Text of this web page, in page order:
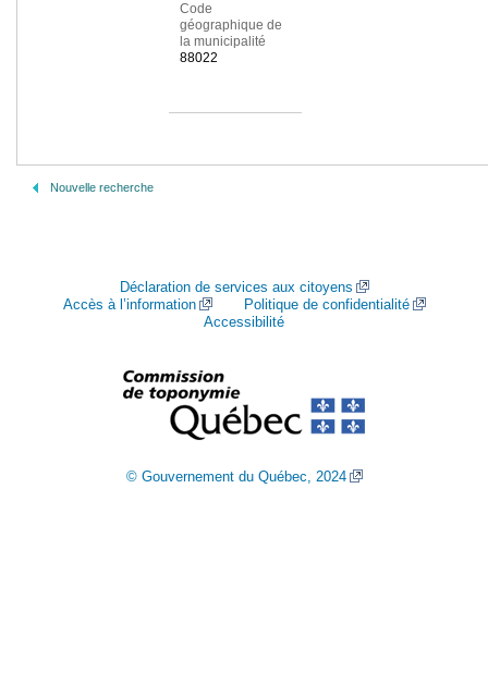
Code
géographique de
la municipalité
88022
Nouvelle recherche
Déclaration de services aux citoyens
Accès à l’information
Politique de confidentialité
Accessibilité
© Gouvernement du Québec, 2024